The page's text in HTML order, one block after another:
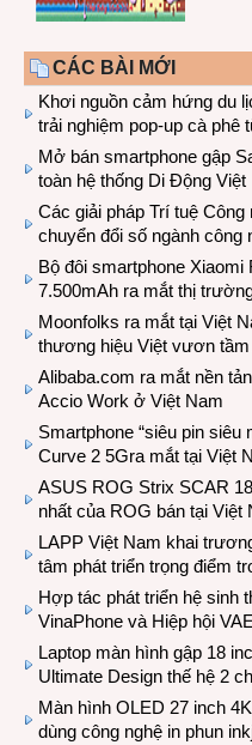
CÁC BÀI MỚI
Khơi nguồn cảm hứng du
trải nghiệm pop-up cà phê
Mở bán smartphone gập
toàn hệ thống Di Động Việt
Các giải pháp Trí tuệ
chuyển đổi số ngành công
Bộ đôi smartphone
7.500mAh ra mắt thị
Moonfolks ra mắt tại Việt
thương hiệu Việt vươn tầm
Alibaba.com ra mắt nền
Accio Work ở Việt Nam
Smartphone “siêu pin siêu
Curve 2 5Gra mắt tại Việt
ASUS ROG Strix SCAR
nhất của ROG bán tại Việt
LAPP Việt Nam khai
tâm phát triển trọng điểm
Hợp tác phát triển hệ sinh
VinaPhone và Hiệp hội
Laptop màn hình gập 18
Ultimate Design thế hệ 2
Màn hình OLED 27 inch
dùng công nghệ in phun